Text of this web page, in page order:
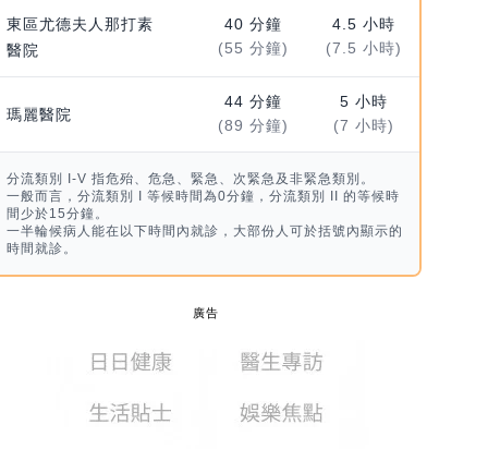
東區尤德夫人那打素
醫院
40 分鐘
(55 分鐘)
4.5 小時
(7.5 小時)
瑪麗醫院
44 分鐘
(89 分鐘)
5 小時
(7 小時)
分流類別 I-V 指危殆、危急、緊急、次緊急及非緊急類別。
一般而言，分流類別 I 等候時間為0分鐘，分流類別 II 的等候時
間少於15分鐘。
一半輪候病人能在以下時間內就診，大部份人可於括號內顯示的
時間就診。
廣告